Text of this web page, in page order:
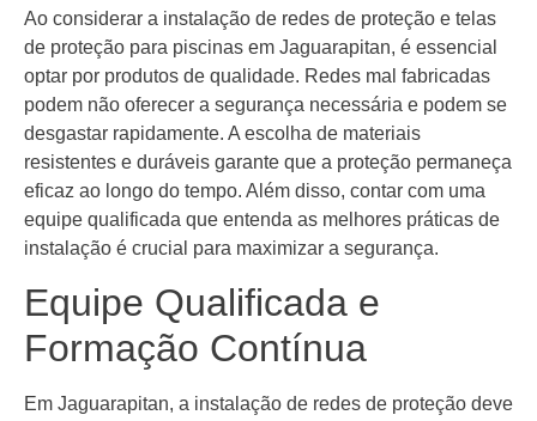
Ao considerar a instalação de redes de proteção e telas
de proteção para piscinas em Jaguarapitan, é essencial
optar por produtos de qualidade. Redes mal fabricadas
podem não oferecer a segurança necessária e podem se
desgastar rapidamente. A escolha de materiais
resistentes e duráveis garante que a proteção permaneça
eficaz ao longo do tempo. Além disso, contar com uma
equipe qualificada que entenda as melhores práticas de
instalação é crucial para maximizar a segurança.
Equipe Qualificada e
Formação Contínua
Em Jaguarapitan, a instalação de redes de proteção deve